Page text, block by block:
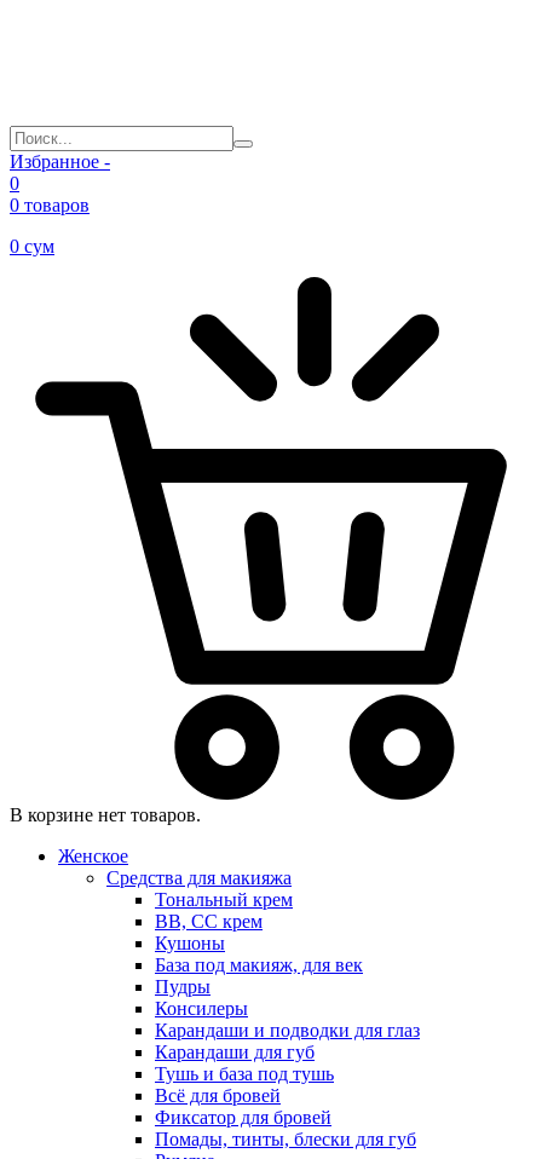
Избранное -
0
0 товаров
0 сум
В корзине нет товаров.
Женское
Средства для макияжа
Тональный крем
BB, CC крем
Кушоны
База под макияж, для век
Пудры
Консилеры
Карандаши и подводки для глаз
Карандаши для губ
Тушь и база под тушь
Всё для бровей
Фиксатор для бровей
Помады, тинты, блески для губ